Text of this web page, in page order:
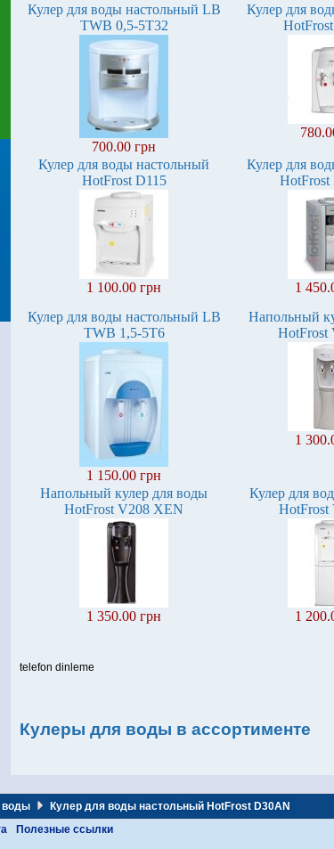
Кулер для воды настольный LB
TWB 0,5-5Т32
700.00 грн
Кулер для
Кулер для воды настольный
HotFrost D115
1 100.00 грн
Кулер для
HotFrost
1
Кулер для воды настольный LB
TWB 1,5-5Т6
1 150.00 грн
Напольный
HotFrost
1
Напольный кулер для воды
HotFrost V208 XEN
1 350.00 грн
Кулер для
HotFrost
1
telefon dinleme
Кулеры для воды в ассортименте
воды
Кулер для воды настольный HotFrost D30AN
Полезные ссылки